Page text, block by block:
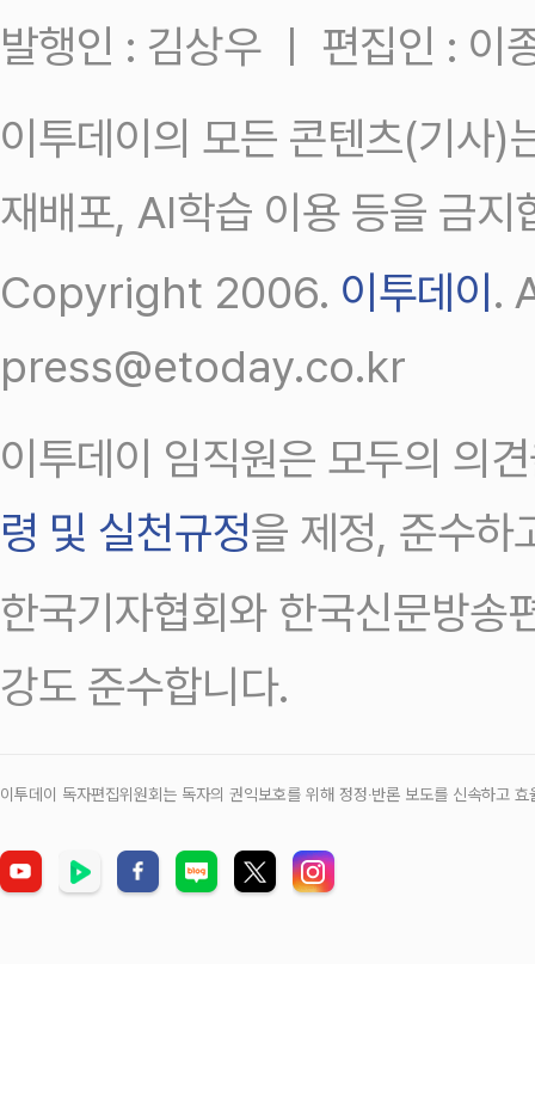
발행인 : 김상우 ㅣ 편집인 : 이
이투데이의 모든 콘텐츠(기사)
재배포, AI학습 이용 등을 금지
Copyright 2006. 이투데이.
press@etoday.co.kr
이투데이 임직원은 모두의 의
령 및 실천규정을 제정, 준수하
한국기자협회와 한국신문방송
강도 준수합니다.
이투데이 독자편집위원회는 독자의 권익보호를 위해 정정‧반론 보도를 신속하고